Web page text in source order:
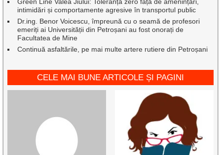
Green Line Valea Jiului: Toleranță zero față de amenințări,
intimidări și comportamente agresive în transportul public
Dr.ing. Benor Voicescu, împreună cu o seamă de profesori
emeriți ai Universității din Petroșani au fost onorați de
Facultatea de Mine
Continuă asfaltările, pe mai multe artere rutiere din Petroșani
CELE MAI BUNE ARTICOLE ȘI PAGINI